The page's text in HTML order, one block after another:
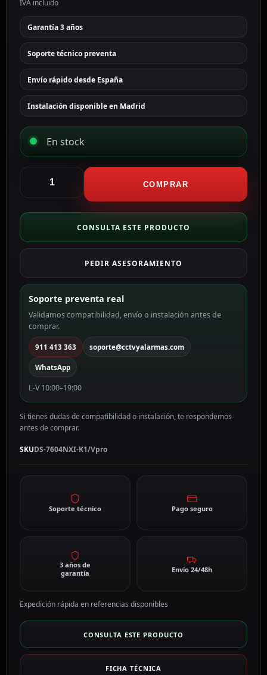
IVA incluido
Garantía 3 años
Soporte técnico preventa
Envío rápido desde España
Instalación disponible en Madrid
En stock
grabador
4
IP
gama
WiFi
DS-
7604NXI-
K1/Vpro
cantidad
COMPRAR
CONSULTA ESTE PRODUCTO
PEDIR ASESORAMIENTO
Soporte preventa real
Validamos compatibilidad, envío o instalación antes de
comprar.
911 413 363 soporte@cctvyalarmas.com
WhatsApp
L-V 10:00–19:00
Si tienes dudas de compatibilidad o instalación, te respondemos
antes de comprar.
SKUDS-7604NXI-K1/Vpro
Soporte técnico Pago seguro
3 años de
garantía
Envío 24/48h
Expedición rápida en referencias disponibles
CONSULTA ESTE PRODUCTO
FICHA TÉCNICA